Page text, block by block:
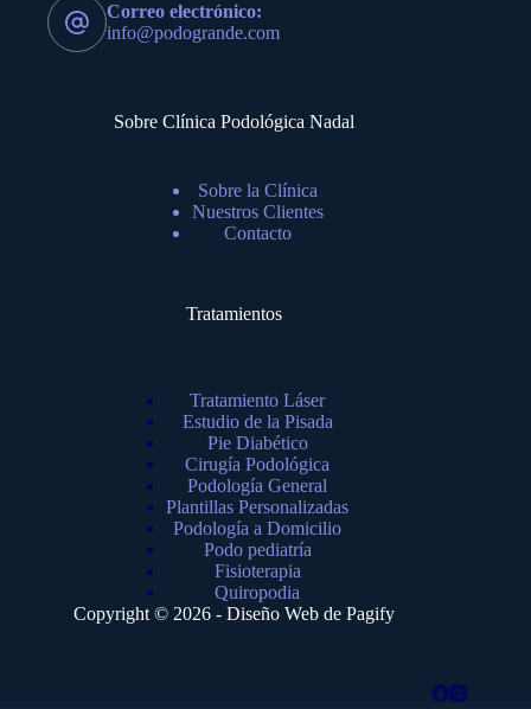
Correo electrónico:
info@podogrande.com
Sobre Clínica Podológica Nadal
Sobre la Clínica
Nuestros Clientes
Contacto
Tratamientos
Tratamiento Láser
Estudio de la Pisada
Pie Diabético
Cirugía Podológica
Podología General
Plantillas Personalizadas
Podología a Domicilio
Podo pediatría
Fisioterapia
Quiropodia
Copyright © 2026 - Diseño Web de Pagify